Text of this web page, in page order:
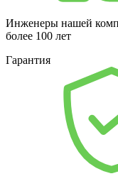
Инженеры нашей
более 100 лет
Гарантия